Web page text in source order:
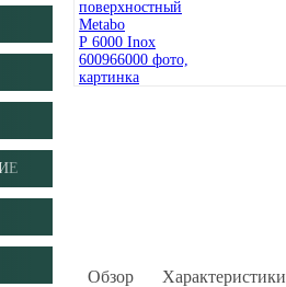
Обзор Характеристики